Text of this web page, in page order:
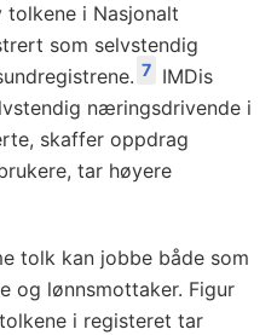
i Nasjonalt
som selvstendig
7 IMDis
næringsdrivende i
skaffer oppdrag
tar høyere
tolk kan jobbe både som
og lønnsmottaker. Figur
i registeret tar